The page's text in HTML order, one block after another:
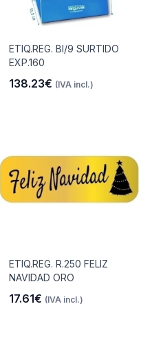
ETIQ.REG. Bl/9 SURTIDO
EXP.160
138.23€ (IVA incl.)
ETIQ.REG. R.250 FELIZ
NAVIDAD ORO
17.61€ (IVA incl.)